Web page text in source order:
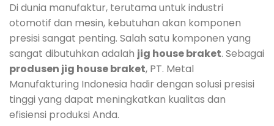
Di dunia manufaktur, terutama untuk industri
otomotif dan mesin, kebutuhan akan komponen
presisi sangat penting. Salah satu komponen yang
sangat dibutuhkan adalah jig house braket. Sebagai
produsen jig house braket, PT. Metal
Manufakturing Indonesia hadir dengan solusi presisi
tinggi yang dapat meningkatkan kualitas dan
efisiensi produksi Anda.